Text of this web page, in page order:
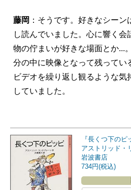
『長くつ下のピ
アストリッド・
岩波書店
734円(税込)
藤岡 ：そうです。好きなシー
し読んでいました。心に響く会
物の佇まいが好きな場面とか...
分の中に映像となって残ってい
ビデオを繰り返し観るような気
していました。